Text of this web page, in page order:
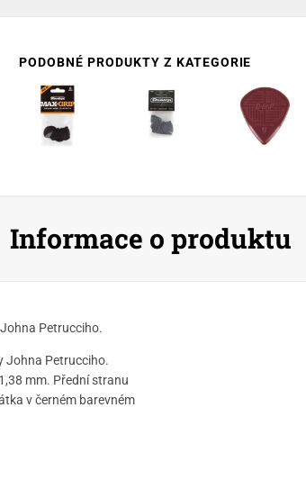
PODOBNÉ PRODUKTY Z KATEGORIE
Informace o produktu
Petrucciho.
Johna Petrucciho.
mm. Přední stranu
v černém barevném